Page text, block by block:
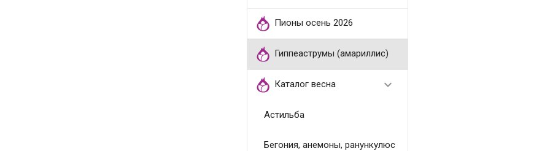
Пионы осень 2026
Гиппеаструмы (амариллис)
Каталог весна 
Астильба
Бегония, анемоны, ранункулюс